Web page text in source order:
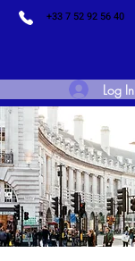
+33 7 52 92 56 40
Log In